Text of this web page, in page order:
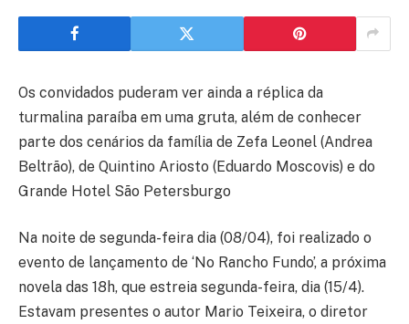
Os convidados puderam ver ainda a réplica da
turmalina paraíba em uma gruta, além de conhecer
parte dos cenários da família de Zefa Leonel (Andrea
Beltrão), de Quintino Ariosto (Eduardo Moscovis) e do
Grande Hotel São Petersburgo
Na noite de segunda-feira dia (08/04), foi realizado o
evento de lançamento de ‘No Rancho Fundo’, a próxima
novela das 18h, que estreia segunda-feira, dia (15/4).
Estavam presentes o autor Mario Teixeira, o diretor